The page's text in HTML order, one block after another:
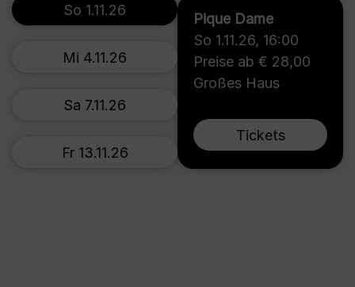
Pique Dame
So 1.11.26, 16:00
Preise ab € 28,00
Großes Haus
Tickets
So 1.11.26
Mi 4.11.26
Sa 7.11.26
Fr 13.11.26